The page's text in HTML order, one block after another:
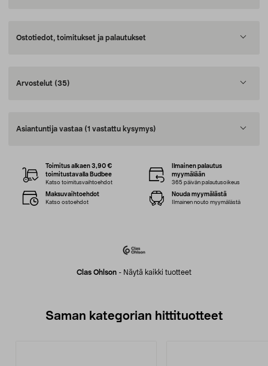
Ostotiedot, toimitukset ja palautukset
Arvostelut (35)
Asiantuntija vastaa (1 vastattu kysymys)
Clas Ohlson - Näytä kaikki tuotteet
Toimitus alkaen 3,90 €
toimitustavalla Budbee
Katso toimitusvaihtoehdot
Ilmainen palautus
myymälään
365 päivän palautusoikeus
Maksuvaihtoehdot
Katso ostoehdot
Nouda myymälästä
Ilmainen nouto myymälästä
Saman kategorian hittituotteet